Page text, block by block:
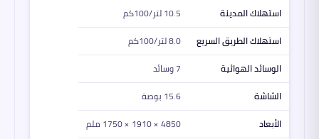
استهلاك المدينة
10.5 لتر/100كم
استهلاك الطريق السريع
8.0 لتر/100كم
الوسائد الهوائية
7 وسائد
الشاشة
15.6 بوصة
الأبعاد
4850 × 1910 × 1750 ملم